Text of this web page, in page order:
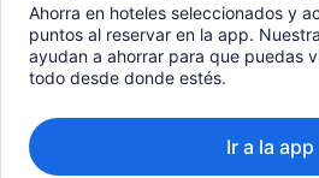
Ahorra en hoteles seleccionados y
puntos al reservar en la app.
ayudan a ahorrar para que puedas
todo desde donde estés.
Ir a la app